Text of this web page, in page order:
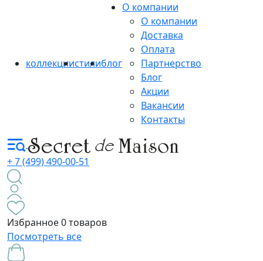
коллекциистилиблог
О компании
О компании
Доставка
Оплата
Партнерство
Блог
Акции
Вакансии
Контакты
+ 7 (499) 490-00-51
Избранное0 товаров
Посмотреть все